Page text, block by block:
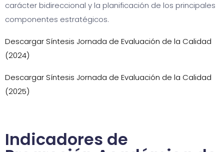
carácter bidireccional y la planificación de los principales
componentes estratégicos.
Descargar Síntesis Jornada de Evaluación de la Calidad
(2024)
Descargar Síntesis Jornada de Evaluación de la Calidad
(2025)
Indicadores de